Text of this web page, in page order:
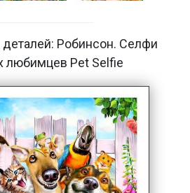
Робинсон. Селфи
любимцев Pet Selfie